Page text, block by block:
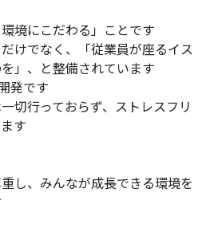
境にこだわる」ことです
けでなく、「従業員が座るイス
」、と整備されています
発です
切行っておらず、ストレスフリ
す
し、みんなが成長できる環境を